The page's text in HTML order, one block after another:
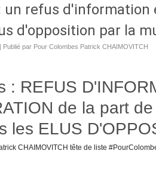
un refus d'information
d'opposition par la
| Publié par Pour Colombes Patrick CHAIMOVITCH
: REFUS
de la part
les ELUS
CHAIMOVITCH tête de liste